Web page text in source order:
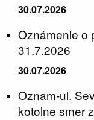
30.07.2026
Oznámenie o
31.7.2026
30.07.2026
Oznam-ul.
kotolne smer